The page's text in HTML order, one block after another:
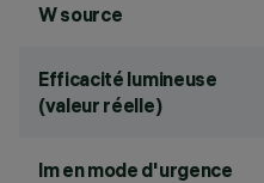
W source
Efficacité lumineuse
(valeur réelle)
lm en mode d'urgence